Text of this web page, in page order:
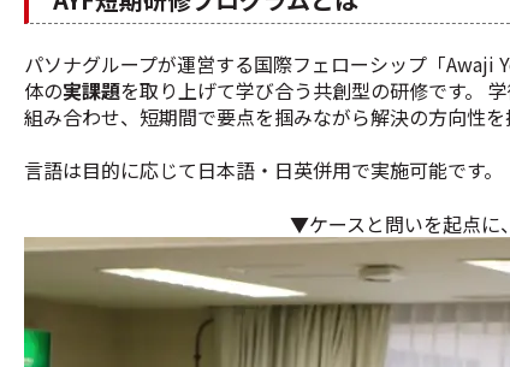
パソナグループが運営する国際フェローシップ「
体の実課題を取り上げて学び合う共創型の研修です。
組み合わせ、短期間で要点を掴みながら解決の方向性を
言語は目的に応じて日本語・日英併用で実施可能です。
▼ケースと問いを起点に